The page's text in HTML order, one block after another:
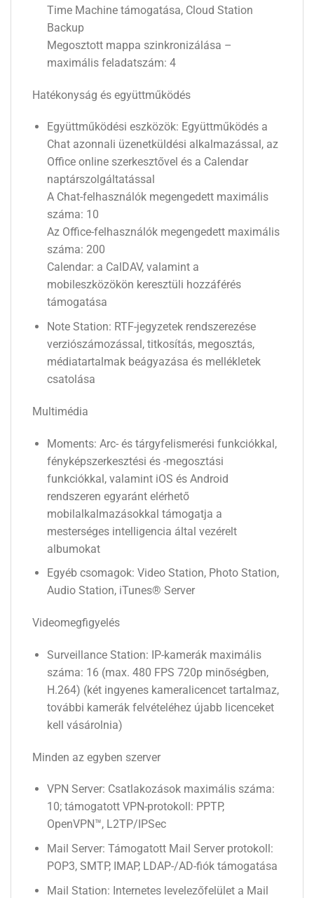
Time Machine támogatása, Cloud Station
Backup
Megosztott mappa szinkronizálása –
maximális feladatszám: 4
Hatékonyság és együttműködés
Együttműködési eszközök: Együttműködés a
Chat azonnali üzenetküldési alkalmazással, az
Office online szerkesztővel és a Calendar
naptárszolgáltatással
A Chat-felhasználók megengedett maximális
száma: 10
Az Office-felhasználók megengedett maximális
száma: 200
Calendar: a CalDAV, valamint a
mobileszközökön keresztüli hozzáférés
támogatása
Note Station: RTF-jegyzetek rendszerezése
verziószámozással, titkosítás, megosztás,
médiatartalmak beágyazása és mellékletek
csatolása
Multimédia
Moments: Arc- és tárgyfelismerési funkciókkal,
fényképszerkesztési és -megosztási
funkciókkal, valamint iOS és Android
rendszeren egyaránt elérhető
mobilalkalmazásokkal támogatja a
mesterséges intelligencia által vezérelt
albumokat
Egyéb csomagok: Video Station, Photo Station,
Audio Station, iTunes® Server
Videomegfigyelés
Surveillance Station: IP-kamerák maximális
száma: 16 (max. 480 FPS 720p minőségben,
H.264) (két ingyenes kameralicencet tartalmaz,
további kamerák felvételéhez újabb licenceket
kell vásárolnia)
Minden az egyben szerver
VPN Server: Csatlakozások maximális száma:
10; támogatott VPN-protokoll: PPTP,
OpenVPN™, L2TP/IPSec
Mail Server: Támogatott Mail Server protokoll:
POP3, SMTP, IMAP, LDAP-/AD-fiók támogatása
Mail Station: Internetes levelezőfelület a Mail